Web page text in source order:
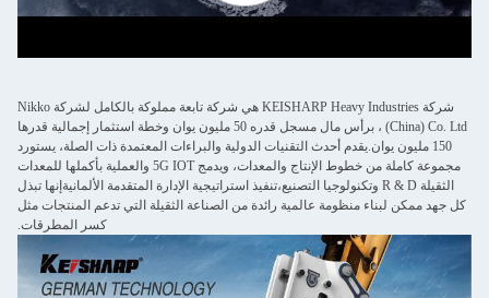
شركة KEISHARP Heavy Industries هي شركة تابعة مملوكة بالكامل لشركة Nikko
(China) Co. Ltd ، برأس مال مسجل قدره 50 مليون يوان وخطة استثمار إجمالية قدرها
150 مليون يوان.يقدم أحدث التقنيات الدولية والبراءات المعتمدة ذات الصلة، يستورد
مجموعة كاملة من خطوط الإنتاج والمعدات، ويدمج 5G IOT والعملية بأكملها للمعدات
الثقيلة R & D وتكنولوجيا التصنيع،تنفيذ استراتيجية الإدارة المتقدمة الألمانيةإنها تبذل
كل جهد ممكن لبناء منظومة عالمية رائدة من الصناعة الثقيلة التي تدعم المنتجات مثل
كسر المطرقات.